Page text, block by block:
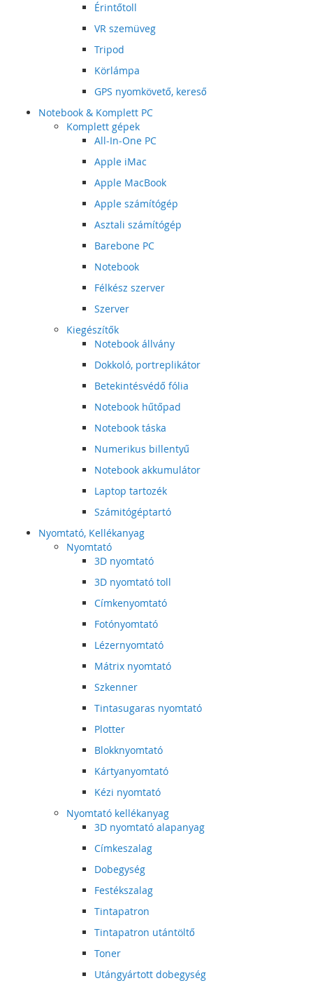
Érintőtoll
VR szemüveg
Tripod
Körlámpa
GPS nyomkövető, kereső
Notebook & Komplett PC
Komplett gépek
All-In-One PC
Apple iMac
Apple MacBook
Apple számítógép
Asztali számítógép
Barebone PC
Notebook
Félkész szerver
Szerver
Kiegészítők
Notebook állvány
Dokkoló, portreplikátor
Betekintésvédő fólia
Notebook hűtőpad
Notebook táska
Numerikus billentyű
Notebook akkumulátor
Laptop tartozék
Számitógéptartó
Nyomtató, Kellékanyag
Nyomtató
3D nyomtató
3D nyomtató toll
Címkenyomtató
Fotónyomtató
Lézernyomtató
Mátrix nyomtató
Szkenner
Tintasugaras nyomtató
Plotter
Blokknyomtató
Kártyanyomtató
Kézi nyomtató
Nyomtató kellékanyag
3D nyomtató alapanyag
Címkeszalag
Dobegység
Festékszalag
Tintapatron
Tintapatron utántöltő
Toner
Utángyártott dobegység